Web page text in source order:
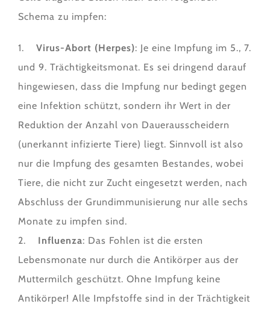
Schema zu impfen:
1. Virus-Abort (Herpes): Je eine Impfung im 5., 7.
und 9. Trächtigkeitsmonat. Es sei dringend darauf
hingewiesen, dass die Impfung nur bedingt gegen
eine Infektion schützt, sondern ihr Wert in der
Reduktion der Anzahl von Dauerausscheidern
(unerkannt infizierte Tiere) liegt. Sinnvoll ist also
nur die Impfung des gesamten Bestandes, wobei
Tiere, die nicht zur Zucht eingesetzt werden, nach
Abschluss der Grundimmunisierung nur alle sechs
Monate zu impfen sind.
2. Influenza: Das Fohlen ist die ersten
Lebensmonate nur durch die Antikörper aus der
Muttermilch geschützt. Ohne Impfung keine
Antikörper! Alle Impfstoffe sind in der Trächtigkeit